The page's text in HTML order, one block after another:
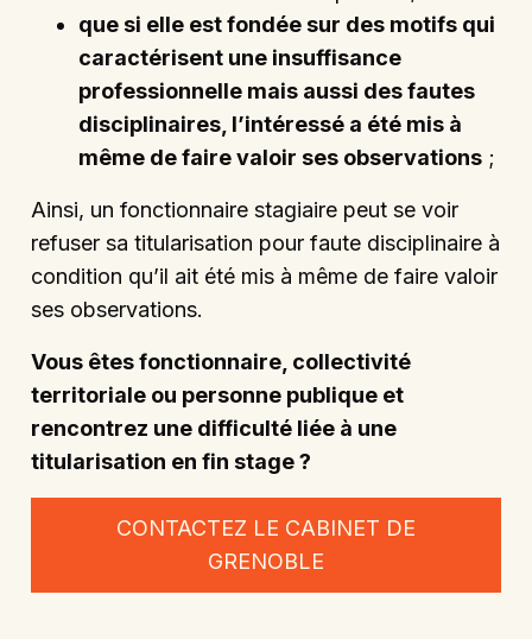
que si elle est fondée sur des motifs qui
caractérisent une insuffisance
professionnelle mais aussi des fautes
disciplinaires, l’intéressé a été mis à
même de faire valoir ses observations ;
Ainsi, un fonctionnaire stagiaire peut se voir
refuser sa titularisation pour faute disciplinaire à
condition qu’il ait été mis à même de faire valoir
ses observations.
Vous êtes fonctionnaire, collectivité
territoriale ou personne publique et
rencontrez une difficulté liée à une
titularisation en fin stage ?
CONTACTEZ LE CABINET DE
GRENOBLE